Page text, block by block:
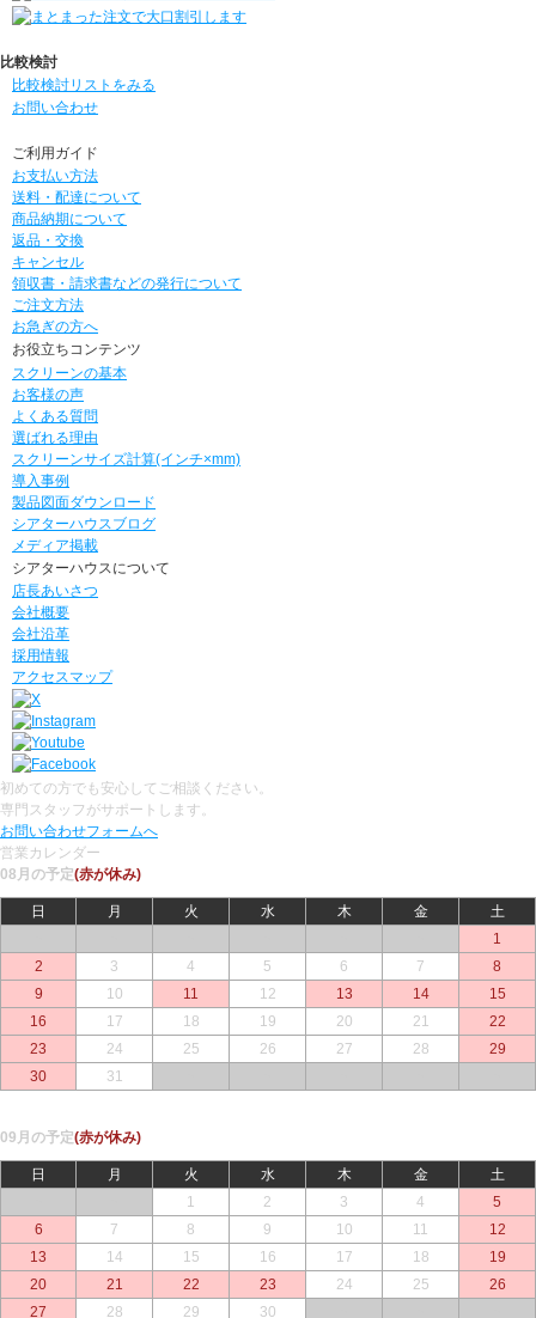
比較検討
比較検討リストをみる
お問い合わせ
ご利用ガイド
お支払い方法
送料・配達について
商品納期について
返品・交換
キャンセル
領収書・請求書などの発行について
ご注文方法
お急ぎの方へ
お役立ちコンテンツ
スクリーンの基本
お客様の声
よくある質問
選ばれる理由
スクリーンサイズ計算(インチ×mm)
導入事例
製品図面ダウンロード
シアターハウスブログ
メディア掲載
シアターハウスについて
店長あいさつ
会社概要
会社沿革
採用情報
アクセスマップ
初めての方でも安心してご相談ください。
専門スタッフがサポートします。
お問い合わせフォームへ
営業カレンダー
08月の予定(赤が休み)
日 月 火 水 木 金
土
1
2
3 4 5 6 7
8
9
10 11 12 13 14
15
16
17 18 19 20 21
22
23
24 25 26 27 28
29
30
31
09月の予定(赤が休み)
日 月 火 水 木 金
土
1 2 3 4
5
6
7 8 9 10 11
12
13
14 15 16 17 18
19
20
21 22 23 24 25
26
27
28 29 30